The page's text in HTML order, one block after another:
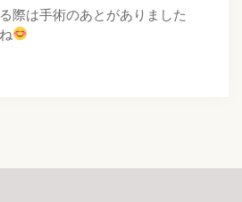
際は手術のあとがありました